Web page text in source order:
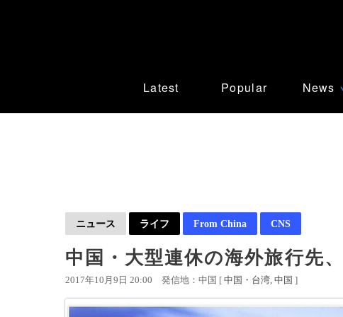
Latest Popular News
ニュース ライフ From China CNS
中国・大型連休の海外旅行先
2017年10月9日 20:00 発信地：中国 [ 中国・台湾 中国 ]